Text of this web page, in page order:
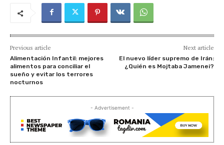
Previous article
Alimentación Infantil: mejores
alimentos para conciliar el
sueño y evitar los terrores
nocturnos
Next article
El nuevo líder supremo de Irán:
¿Quién es Mojtaba Jamenei?
- Advertisement -